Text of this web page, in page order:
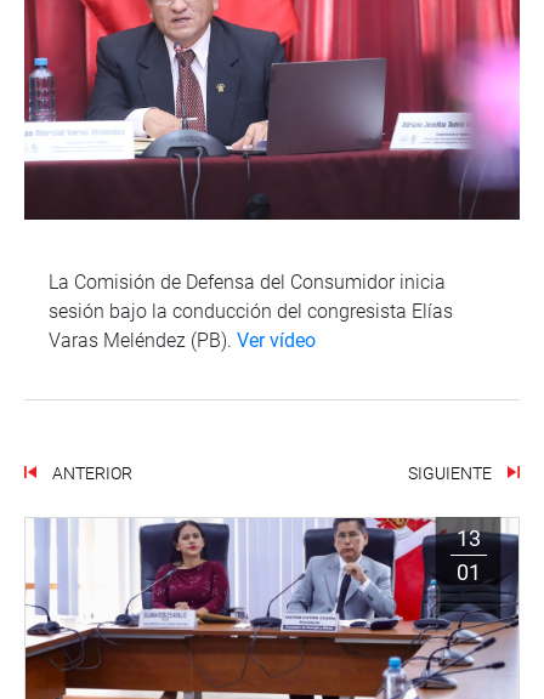
La Comisión de Defensa del Consumidor inicia
sesión bajo la conducción del congresista Elías
Varas Meléndez (PB). Ver vídeo
ANTERIOR SIGUIENTE
13
01